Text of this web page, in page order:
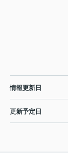
情報更新日
更新予定日